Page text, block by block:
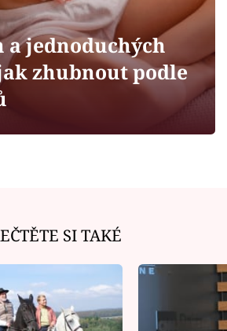
Karlovy Vary
a jednoduchých
zhubnout podle
SI TAKÉ